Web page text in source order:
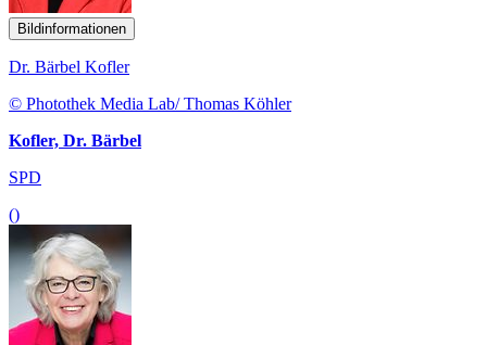
Bildinformationen
Dr. Bärbel Kofler
© Photothek Media Lab/ Thomas Köhler
Kofler, Dr. Bärbel
SPD
()